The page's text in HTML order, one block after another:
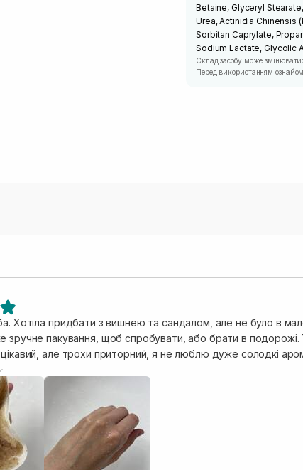
Betaine, Glyceryl
Urea, Actinidia Chinensis
Sorbitan Caprylate,
Sodium Lactate, Glycolic
Склад засобу може
Перед використанням
Хотіла придбати з вишнею та сандалом, але не було в
але трохи приторний, я не люблю дуже солодкі
залишається зволоженою, гладенькою та не пересушеною. Є
та менші, дрібненькі коричневі (порошок насіння
шкіра зволожена, не пересушена. Сечовина також є в
й в складі є AHA кислоти, не абразивне відлучення. Склад засобу вражає, погодьтеся. Раджу
хто любить дійсно відчути ефект скрабування, і хто не
а просто облився олією, якщо ви розумієте про що
обʼєм, але інший аромат. Просто 100 з 10